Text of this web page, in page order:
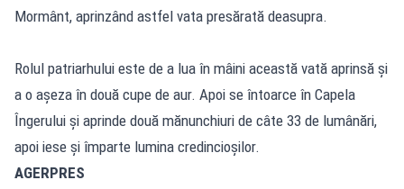
Mormânt, aprinzând astfel vata presărată deasupra.
Rolul patriarhului este de a lua în mâini această vată aprinsă și
a o așeza în două cupe de aur. Apoi se întoarce în Capela
Îngerului și aprinde două mănunchiuri de câte 33 de lumânări,
apoi iese și împarte lumina credincioșilor.
AGERPRES